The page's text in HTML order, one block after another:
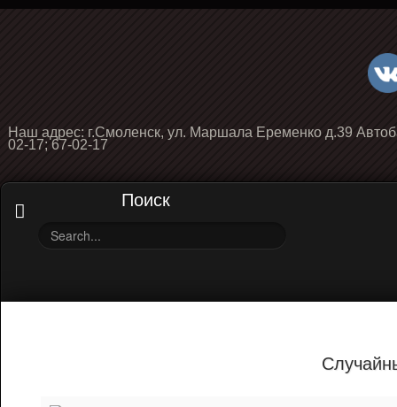
Наш адрес: г.Смоленск, ул. Маршала Еременко д.39
02-17; 67-02-17
Поиск